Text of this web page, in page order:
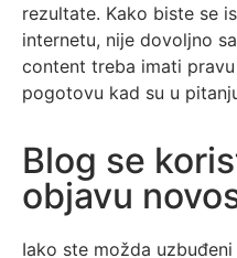
rezultate. Kako biste se
internetu, nije dovoljno
content treba imati
pogotovu kad su u
Blog se
objavu
Iako ste možda